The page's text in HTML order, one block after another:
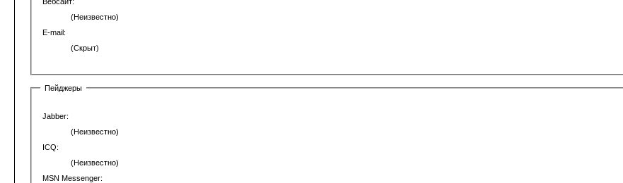
(Неизвестно)
E-mail:
(Скрыт)
Пейджеры
Jabber:
(Неизвестно)
ICQ:
(Неизвестно)
MSN Messenger: